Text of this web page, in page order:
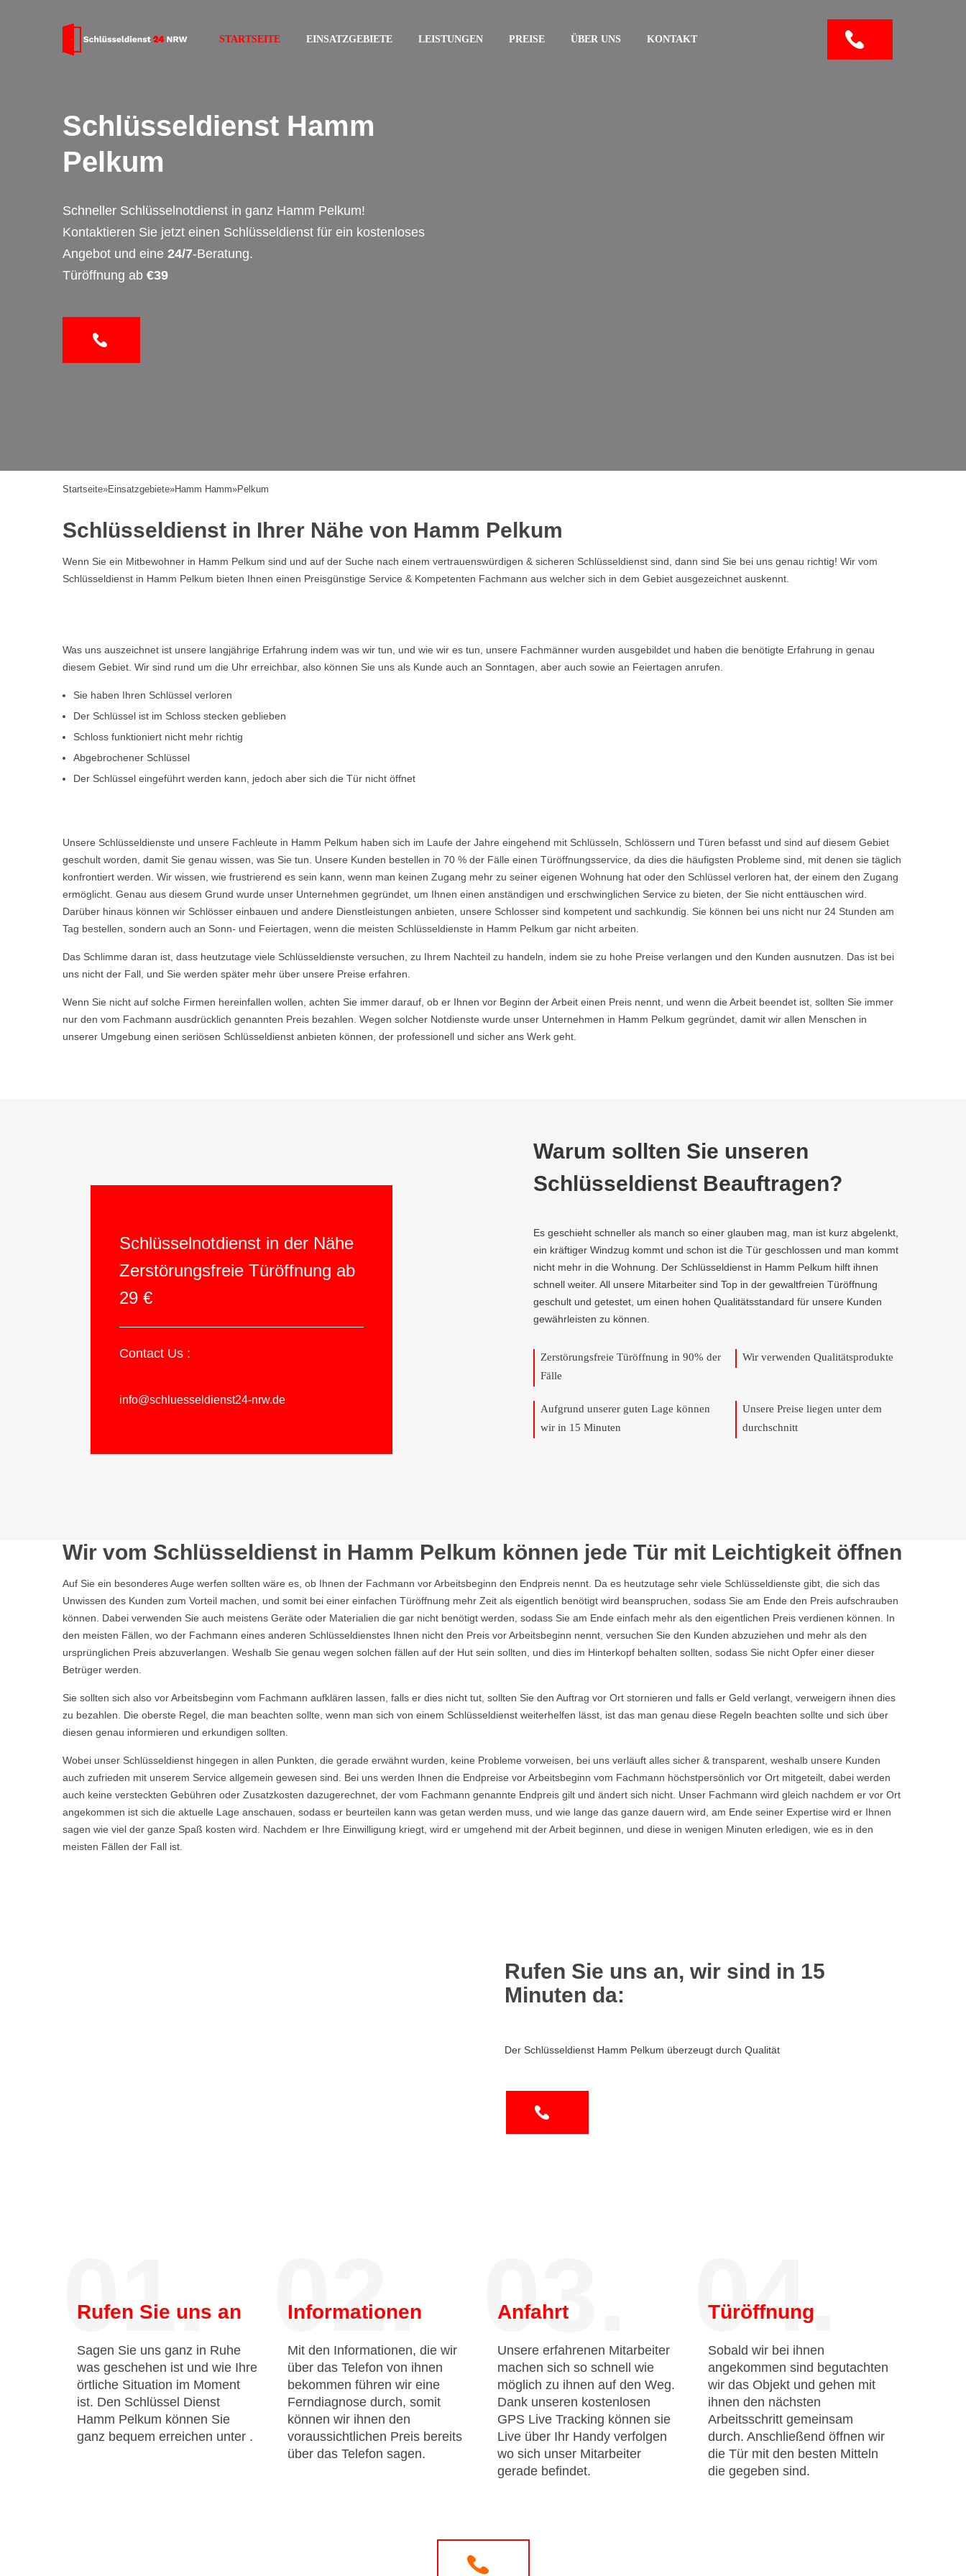
STARTSEITE EINSATZGEBIETE LEISTUNGEN PREISE ÜBER UNS KONTAKT
Schlüsseldienst Hamm
Pelkum
Schneller Schlüsselnotdienst in ganz Hamm Pelkum!
Kontaktieren Sie jetzt einen Schlüsseldienst für ein kostenloses
Angebot und eine 24/7-Beratung.
Türöffnung ab €39
Startseite»Einsatzgebiete»Hamm Hamm»Pelkum
Schlüsseldienst in Ihrer Nähe von Hamm Pelkum
Wenn Sie ein Mitbewohner in Hamm Pelkum sind und auf der Suche nach einem vertrauenswürdigen & sicheren Schlüsseldienst sind, dann sind Sie bei uns genau richtig! Wir vom
Schlüsseldienst in Hamm Pelkum bieten Ihnen einen Preisgünstige Service & Kompetenten Fachmann aus welcher sich in dem Gebiet ausgezeichnet auskennt.
Was uns auszeichnet ist unsere langjährige Erfahrung indem was wir tun, und wie wir es tun, unsere Fachmänner wurden ausgebildet und haben die benötigte Erfahrung in genau
diesem Gebiet. Wir sind rund um die Uhr erreichbar, also können Sie uns als Kunde auch an Sonntagen, aber auch sowie an Feiertagen anrufen.
Sie haben Ihren Schlüssel verloren
Der Schlüssel ist im Schloss stecken geblieben
Schloss funktioniert nicht mehr richtig
Abgebrochener Schlüssel
Der Schlüssel eingeführt werden kann, jedoch aber sich die Tür nicht öffnet
Unsere Schlüsseldienste und unsere Fachleute in Hamm Pelkum haben sich im Laufe der Jahre eingehend mit Schlüsseln, Schlössern und Türen befasst und sind auf diesem Gebiet
geschult worden, damit Sie genau wissen, was Sie tun. Unsere Kunden bestellen in 70 % der Fälle einen Türöffnungsservice, da dies die häufigsten Probleme sind, mit denen sie täglich
konfrontiert werden. Wir wissen, wie frustrierend es sein kann, wenn man keinen Zugang mehr zu seiner eigenen Wohnung hat oder den Schlüssel verloren hat, der einem den Zugang
ermöglicht. Genau aus diesem Grund wurde unser Unternehmen gegründet, um Ihnen einen anständigen und erschwinglichen Service zu bieten, der Sie nicht enttäuschen wird.
Darüber hinaus können wir Schlösser einbauen und andere Dienstleistungen anbieten, unsere Schlosser sind kompetent und sachkundig. Sie können bei uns nicht nur 24 Stunden am
Tag bestellen, sondern auch an Sonn- und Feiertagen, wenn die meisten Schlüsseldienste in Hamm Pelkum gar nicht arbeiten.
Das Schlimme daran ist, dass heutzutage viele Schlüsseldienste versuchen, zu Ihrem Nachteil zu handeln, indem sie zu hohe Preise verlangen und den Kunden ausnutzen. Das ist bei
uns nicht der Fall, und Sie werden später mehr über unsere Preise erfahren.
Wenn Sie nicht auf solche Firmen hereinfallen wollen, achten Sie immer darauf, ob er Ihnen vor Beginn der Arbeit einen Preis nennt, und wenn die Arbeit beendet ist, sollten Sie immer
nur den vom Fachmann ausdrücklich genannten Preis bezahlen. Wegen solcher Notdienste wurde unser Unternehmen in Hamm Pelkum gegründet, damit wir allen Menschen in
unserer Umgebung einen seriösen Schlüsseldienst anbieten können, der professionell und sicher ans Werk geht.
Schlüsselnotdienst in der Nähe
Zerstörungsfreie Türöffnung ab
29 €
Contact Us :
info@schluesseldienst24-nrw.de
Warum sollten Sie unseren
Schlüsseldienst Beauftragen?
Es geschieht schneller als manch so einer glauben mag, man ist kurz abgelenkt,
ein kräftiger Windzug kommt und schon ist die Tür geschlossen und man kommt
nicht mehr in die Wohnung. Der Schlüsseldienst in Hamm Pelkum hilft ihnen
schnell weiter. All unsere Mitarbeiter sind Top in der gewaltfreien Türöffnung
geschult und getestet, um einen hohen Qualitätsstandard für unsere Kunden
gewährleisten zu können.
Zerstörungsfreie Türöffnung in 90% der
Fälle
Wir verwenden Qualitätsprodukte
Aufgrund unserer guten Lage können
wir in 15 Minuten
Unsere Preise liegen unter dem
durchschnitt
Wir vom Schlüsseldienst in Hamm Pelkum können jede Tür mit Leichtigkeit öffnen
Auf Sie ein besonderes Auge werfen sollten wäre es, ob Ihnen der Fachmann vor Arbeitsbeginn den Endpreis nennt. Da es heutzutage sehr viele Schlüsseldienste gibt, die sich das
Unwissen des Kunden zum Vorteil machen, und somit bei einer einfachen Türöffnung mehr Zeit als eigentlich benötigt wird beanspruchen, sodass Sie am Ende den Preis aufschrauben
können. Dabei verwenden Sie auch meistens Geräte oder Materialien die gar nicht benötigt werden, sodass Sie am Ende einfach mehr als den eigentlichen Preis verdienen können. In
den meisten Fällen, wo der Fachmann eines anderen Schlüsseldienstes Ihnen nicht den Preis vor Arbeitsbeginn nennt, versuchen Sie den Kunden abzuziehen und mehr als den
ursprünglichen Preis abzuverlangen. Weshalb Sie genau wegen solchen fällen auf der Hut sein sollten, und dies im Hinterkopf behalten sollten, sodass Sie nicht Opfer einer dieser
Betrüger werden.
Sie sollten sich also vor Arbeitsbeginn vom Fachmann aufklären lassen, falls er dies nicht tut, sollten Sie den Auftrag vor Ort stornieren und falls er Geld verlangt, verweigern ihnen dies
zu bezahlen. Die oberste Regel, die man beachten sollte, wenn man sich von einem Schlüsseldienst weiterhelfen lässt, ist das man genau diese Regeln beachten sollte und sich über
diesen genau informieren und erkundigen sollten.
Wobei unser Schlüsseldienst hingegen in allen Punkten, die gerade erwähnt wurden, keine Probleme vorweisen, bei uns verläuft alles sicher & transparent, weshalb unsere Kunden
auch zufrieden mit unserem Service allgemein gewesen sind. Bei uns werden Ihnen die Endpreise vor Arbeitsbeginn vom Fachmann höchstpersönlich vor Ort mitgeteilt, dabei werden
auch keine versteckten Gebühren oder Zusatzkosten dazugerechnet, der vom Fachmann genannte Endpreis gilt und ändert sich nicht. Unser Fachmann wird gleich nachdem er vor Ort
angekommen ist sich die aktuelle Lage anschauen, sodass er beurteilen kann was getan werden muss, und wie lange das ganze dauern wird, am Ende seiner Expertise wird er Ihnen
sagen wie viel der ganze Spaß kosten wird. Nachdem er Ihre Einwilligung kriegt, wird er umgehend mit der Arbeit beginnen, und diese in wenigen Minuten erledigen, wie es in den
meisten Fällen der Fall ist.
Rufen Sie uns an, wir sind in 15
Minuten da:
Der Schlüsseldienst Hamm Pelkum überzeugt durch Qualität
01.
Rufen Sie uns an
Sagen Sie uns ganz in Ruhe
was geschehen ist und wie Ihre
örtliche Situation im Moment
ist. Den Schlüssel Dienst
Hamm Pelkum können Sie
ganz bequem erreichen unter .
02.
Informationen
Mit den Informationen, die wir
über das Telefon von ihnen
bekommen führen wir eine
Ferndiagnose durch, somit
können wir ihnen den
voraussichtlichen Preis bereits
über das Telefon sagen.
03.
Anfahrt
Unsere erfahrenen Mitarbeiter
machen sich so schnell wie
möglich zu ihnen auf den Weg.
Dank unseren kostenlosen
GPS Live Tracking können sie
Live über Ihr Handy verfolgen
wo sich unser Mitarbeiter
gerade befindet.
04.
Türöffnung
Sobald wir bei ihnen
angekommen sind begutachten
wir das Objekt und gehen mit
ihnen den nächsten
Arbeitsschritt gemeinsam
durch. Anschließend öffnen wir
die Tür mit den besten Mitteln
die gegeben sind.